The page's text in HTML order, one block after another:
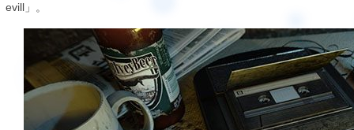
evill」。